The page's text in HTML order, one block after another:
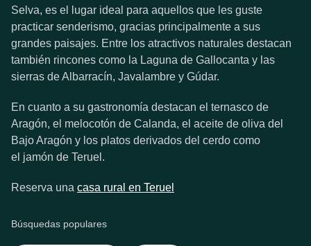
Selva, es el lugar ideal para aquellos que les guste
practicar senderismo, gracias principalmente a sus
grandes paisajes. Entre los atractivos naturales destacan
también rincones como la Laguna de Gallocanta y las
sierras de Albarracín, Javalambre y Gúdar.
En cuanto a su gastronomía destacan el ternasco de
Aragón, el melocotón de Calanda, el aceite de oliva del
Bajo Aragón y los platos derivados del cerdo como
el jamón de Teruel.
Reserva una casa rural en Teruel
Búsquedas populares